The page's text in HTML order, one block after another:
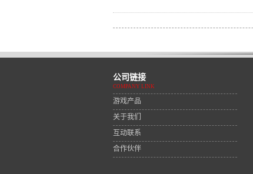
公司链接
COMPANY LINK
游戏产品
关于我们
互动联系
合作伙伴